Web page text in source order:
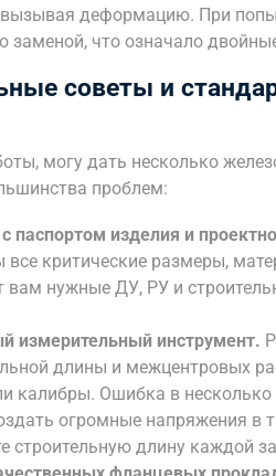
деформацию. При
заменой, что означало
советы и
могу дать несколько
проблем:
с паспортом изделия и
все критические размеры,
вам нужные ДУ, РУ и
измерительный инструмент.
длины и межцентровых
калибры. Ошибка в
огромные напряжения в
строительную длину каждой